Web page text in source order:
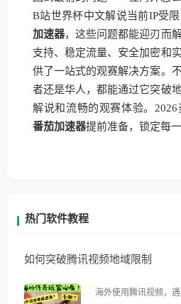
B站世界杯中文解说当前IP受
加速器，这些问题都能迎刃而
支持、稳定流量、安全加密和
供了一站式的观赛解决方案。
者还是华人，都能通过它突破
解说和流畅的观赛体验。
番茄加速器提前准备，锁定每
热门软件教程
如何突破腾讯视频地域限制
海外使用腾讯视频，